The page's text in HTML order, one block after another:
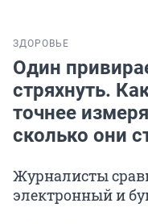
ЗДОРОВЬЕ
Один
стряхнуть.
точнее
сколько они
Журналисты
электронный и